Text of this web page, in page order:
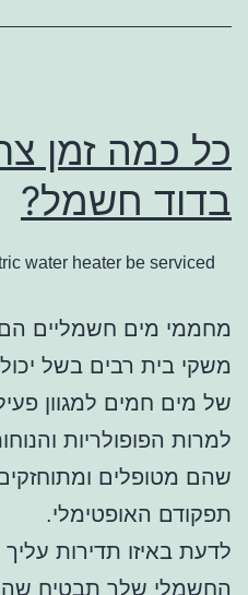
כל כמה זמן
בדוד חשמל?
water heater be serviced?
מחממי מים חשמליים הם
משקי בית רבים בשל
של מים חמים למגוון
למרות הפופולריות
שהם מטופלים
תפקודם האופטימלי.
לדעת באיזו תדירות
החשמלי שלך תבטיח